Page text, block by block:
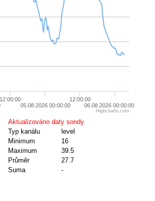
12:00:00
05.08.2026 00:00:00
12:00:00
06.08.2026 00:00:00
Highcharts.com
Aktualizováno daty sondy
Typ kanálu
level
Minimum
16
Maximum
39.5
Průměr
27.7
Suma
-